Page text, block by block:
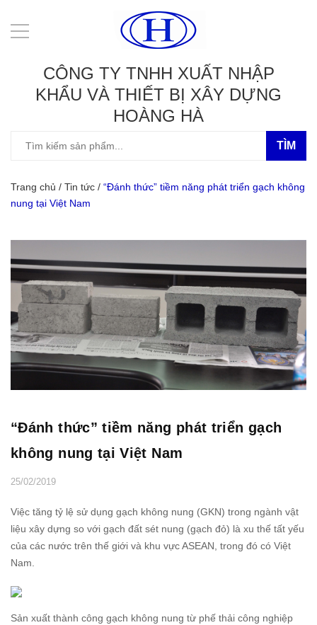
CÔNG TY TNHH XUẤT NHẬP
KHẨU VÀ THIẾT BỊ XÂY DỰNG
HOÀNG HÀ
TÌM
Trang chủ / Tin tức / “Đánh thức” tiềm năng phát triển gạch không
nung tại Việt Nam
“Đánh thức” tiềm năng phát triển gạch
không nung tại Việt Nam
25/02/2019
Việc tăng tỷ lệ sử dụng gạch không nung (GKN) trong ngành vật
liệu xây dựng so với gạch đất sét nung (gạch đỏ) là xu thế tất yếu
của các nước trên thế giới và khu vực ASEAN, trong đó có Việt
Nam.
Sản xuất thành công gạch không nung từ phế thải công nghiệp